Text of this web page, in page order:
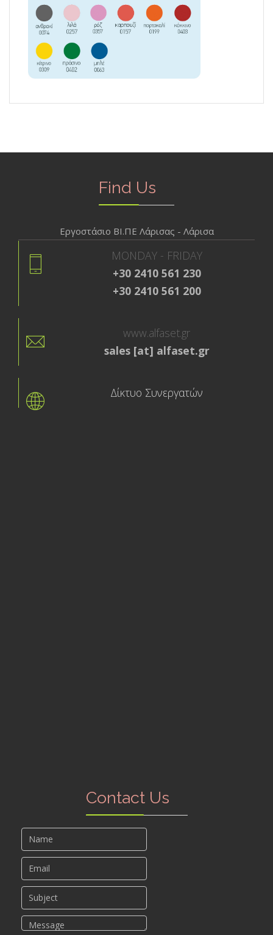
Find Us
Εργοστάσιο ΒΙ.ΠΕ Λάρισας - Λάρισα
MONDAY - FRIDAY
+30 2410 561 230
+30 2410 561 200
www.alfaset.gr
sales [at] alfaset.gr
Δίκτυο Συνεργατών
Contact Us